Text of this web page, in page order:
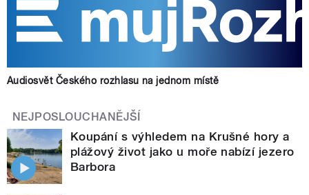
Audiosvět Českého rozhlasu na jednom místě
NEJPOSLOUCHANĚJŠÍ
Koupání s výhledem na Krušné hory a
plážový život jako u moře nabízí jezero
Barbora